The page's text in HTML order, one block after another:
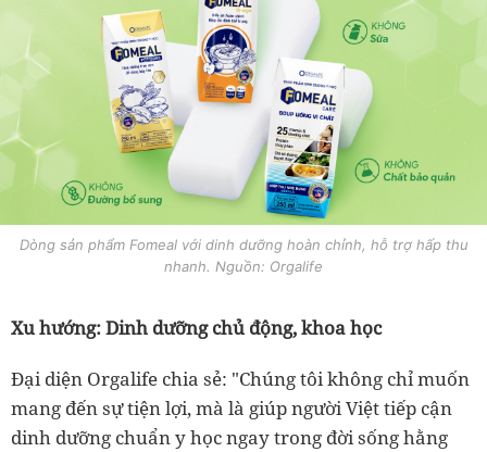
Dòng sản phẩm Fomeal với dinh dưỡng hoàn chỉnh, hỗ trợ hấp thu
nhanh. Nguồn: Orgalife
Xu hướng: Dinh dưỡng chủ động, khoa học
Đại diện Orgalife chia sẻ: "Chúng tôi không chỉ muốn
mang đến sự tiện lợi, mà là giúp người Việt tiếp cận
dinh dưỡng chuẩn y học ngay trong đời sống hằng